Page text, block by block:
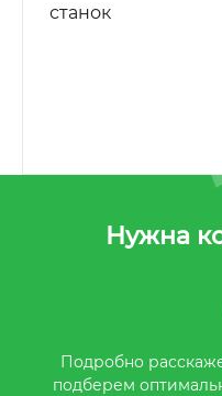
станок
Нужна
Подробно
подберем